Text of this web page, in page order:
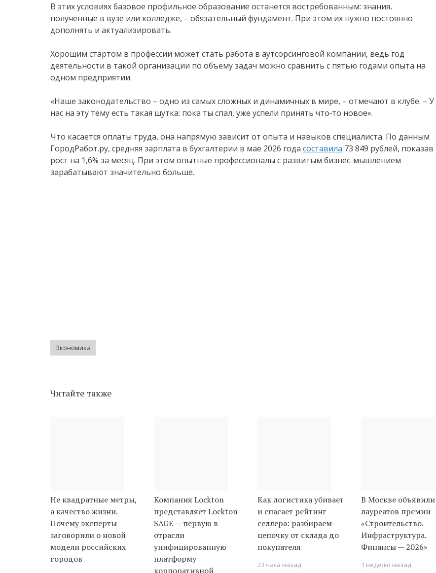
В этих условиях базовое профильное образование останется востребованным: знания,
полученные в вузе или колледже, – обязательный фундамент. При этом их нужно постоянно
дополнять и актуализировать.
Хорошим стартом в профессии может стать работа в аутсорсинговой компании, ведь год
деятельности в такой организации по объему задач можно сравнить с пятью годами опыта на
одном предприятии.
«Наше законодательство – одно из самых сложных и динамичных в мире, – отмечают в клубе. – У
нас на эту тему есть такая шутка: пока ты спал, уже успели принять что‑то новое».
Что касается оплаты труда, она напрямую зависит от опыта и навыков специалиста. По данным
ГородРабот.ру, средняя зарплата в бухгалтерии в мае 2026 года составила 73 849 рублей, показав
рост на 1,6% за месяц. При этом опытные профессионалы с развитым бизнес-мышлением
зарабатывают значительно больше.
Экономика
Читайте также
Не квадратные метры,
а качество жизни.
Почему эксперты
заговорили о новой
модели российских
городов
Компания Lockton
представляет Lockton
SAGE — первую в
отрасли
унифицированную
платформу
корпоративной
Как логистика убивает
и спасает рейтинг
селлера: разбираем
цепочку от склада до
покупателя
23 часа назад
В Москве объявили
лауреатов премии
«Строительство.
Инфраструктура.
Финансы — 2026»
1 неделю назад